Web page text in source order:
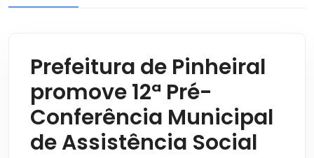
Prefeitura de Pinheiral
promove 12ª Pré-
Conferência Municipal
de Assistência Social